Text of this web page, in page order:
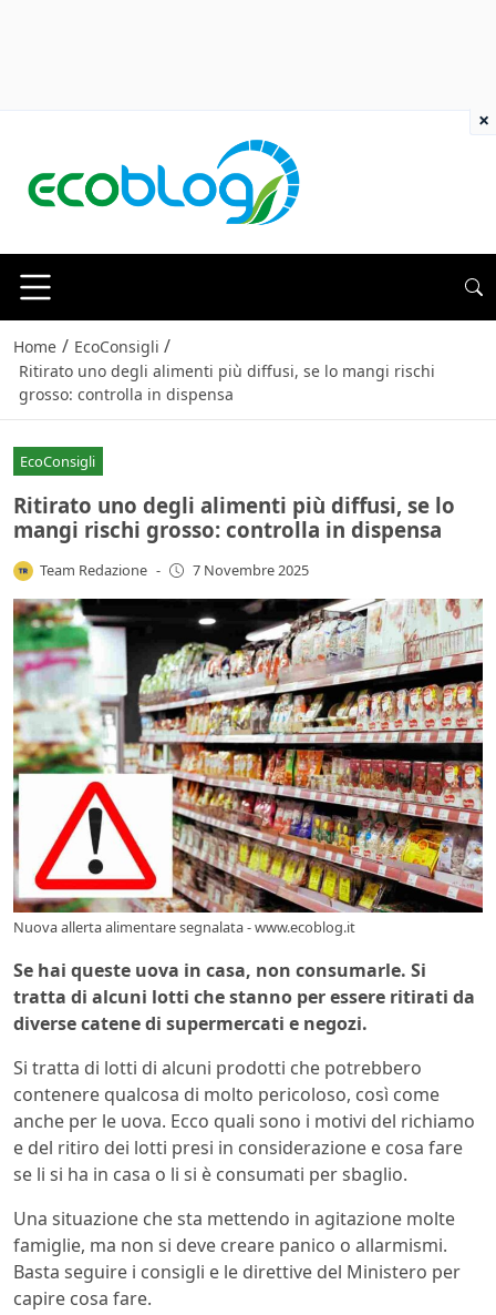
Home / EcoConsigli /
Ritirato uno degli alimenti più diffusi, se lo mangi rischi
grosso: controlla in dispensa
EcoConsigli
Ritirato uno degli alimenti più diffusi, se lo
mangi rischi grosso: controlla in dispensa
Team Redazione - 7 Novembre 2025
Nuova allerta alimentare segnalata - www.ecoblog.it
Se hai queste uova in casa, non consumarle. Si
tratta di alcuni lotti che stanno per essere ritirati da
diverse catene di supermercati e negozi.
Si tratta di lotti di alcuni prodotti che potrebbero
contenere qualcosa di molto pericoloso, così come
anche per le uova. Ecco quali sono i motivi del richiamo
e del ritiro dei lotti presi in considerazione e cosa fare
se li si ha in casa o li si è consumati per sbaglio.
Una situazione che sta mettendo in agitazione molte
famiglie, ma non si deve creare panico o allarmismi.
Basta seguire i consigli e le direttive del Ministero per
capire cosa fare.
×